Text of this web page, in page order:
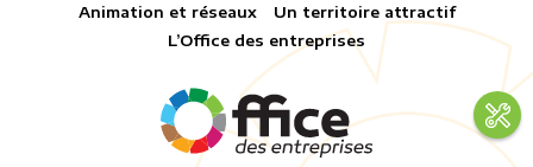
Animation et réseaux
Un territoire attractif
L’Office des entreprises